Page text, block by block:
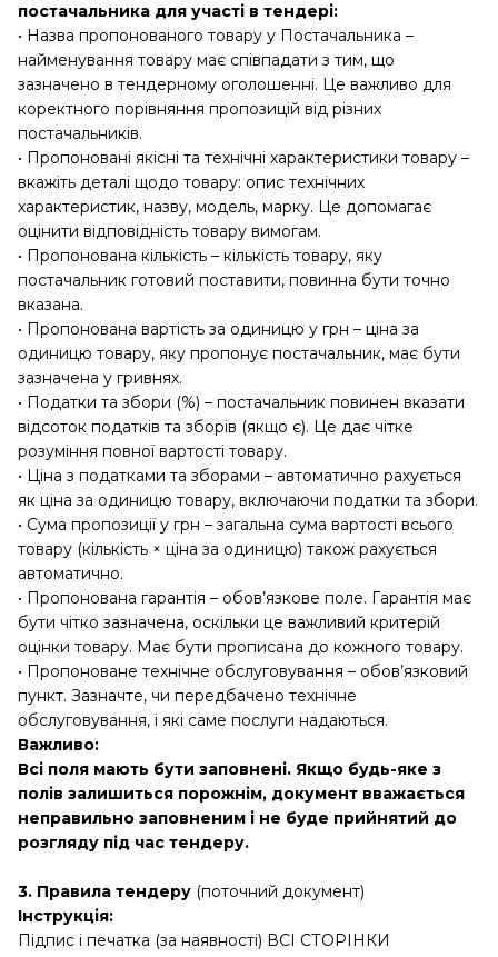
постачальника для участі в тендері:
• Назва пропонованого товару у Постачальника –
найменування товару має співпадати з тим, що
зазначено в тендерному оголошенні. Це важливо для
коректного порівняння пропозицій від різних
постачальників.
• Пропоновані якісні та технічні характеристики товару –
вкажіть деталі щодо товару: опис технічних
характеристик, назву, модель, марку. Це допомагає
оцінити відповідність товару вимогам.
• Пропонована кількість – кількість товару, яку
постачальник готовий поставити, повинна бути точно
вказана.
• Пропонована вартість за одиницю у грн – ціна за
одиницю товару, яку пропонує постачальник, має бути
зазначена у гривнях.
• Податки та збори (%) – постачальник повинен вказати
відсоток податків та зборів (якщо є). Це дає чітке
розуміння повної вартості товару.
• Ціна з податками та зборами – автоматично рахується
як ціна за одиницю товару, включаючи податки та збори.
• Сума пропозиції у грн – загальна сума вартості всього
товару (кількість × ціна за одиницю) також рахується
автоматично.
• Пропонована гарантія – обов’язкове поле. Гарантія має
бути чітко зазначена, оскільки це важливий критерій
оцінки товару. Має бути прописана до кожного товару.
• Пропоноване технічне обслуговування – обов’язковий
пункт. Зазначте, чи передбачено технічне
обслуговування, і які саме послуги надаються.
Важливо:
Всі поля мають бути заповнені. Якщо будь-яке з
полів залишиться порожнім, документ вважається
неправильно заповненим і не буде прийнятий до
розгляду під час тендеру.
3. Правила тендеру (поточний документ)
Інструкція:
Підпис і печатка (за наявності) ВСІ СТОРІНКИ